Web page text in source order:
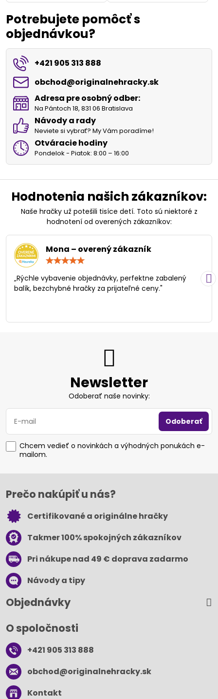
Potrebujete pomôcť s
objednávkou?
+421 905 313 888
obchod​@originalnehracky​.sk
Adresa pre osobný odber:
Na Pántoch 18, 831 06 Bratislava
Návody a rady
Neviete si vybrať? My Vám poradíme!
Otváracie hodiny
Pondelok - Piatok: 8:00 – 16:00
Hodnotenia našich zákazníkov:
Naše hračky už potešili tisíce detí. Toto sú niektoré z
hodnotení od overených zákazníkov:
Mona – overený zákazník
/
5
„Rýchle vybavenie objednávky, perfektne zabalený
balík, bezchybné hračky za prijateľné ceny."
Newsletter
Odoberať naše novinky:
Odoberať
Chcem vedieť o novinkách a výhodných ponukách e-
mailom.
Prečo nakúpiť u nás?
Certifikované a originálne hračky
Takmer 100% spokojných zákazníkov
Pri nákupe nad 49 € doprava zadarmo
Návody a tipy
Objednávky
O spoločnosti
+421 905 313 888
obchod​@originalnehracky​.sk
Kontakt